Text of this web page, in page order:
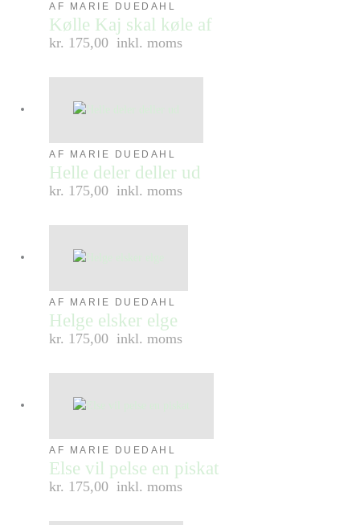
AF MARIE DUEDAHL
Kølle Kaj skal køle af
kr. 175,00 inkl. moms
AF MARIE DUEDAHL
Helle deler deller ud
kr. 175,00 inkl. moms
AF MARIE DUEDAHL
Helge elsker elge
kr. 175,00 inkl. moms
AF MARIE DUEDAHL
Else vil pelse en piskat
kr. 175,00 inkl. moms